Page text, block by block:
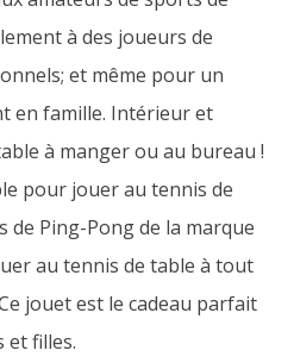
à des joueurs de
et même pour un
en famille. Intérieur et
à manger ou au bureau !
pour jouer au tennis de
de Ping-Pong de la marque
au tennis de table à tout
jouet est le cadeau parfait
et filles.